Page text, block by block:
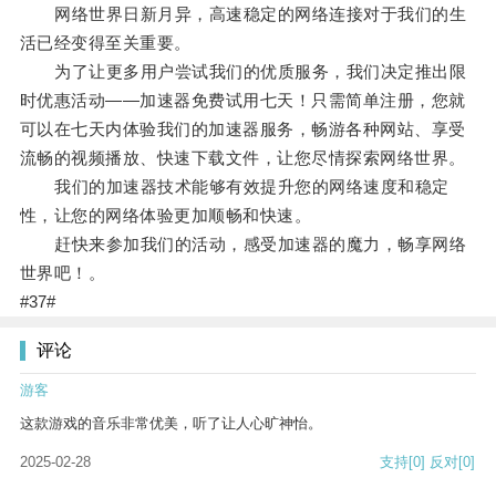
网络世界日新月异，高速稳定的网络连接对于我们的生
活已经变得至关重要。
为了让更多用户尝试我们的优质服务，我们决定推出限
时优惠活动——加速器免费试用七天！只需简单注册，您就
可以在七天内体验我们的加速器服务，畅游各种网站、享受
流畅的视频播放、快速下载文件，让您尽情探索网络世界。
我们的加速器技术能够有效提升您的网络速度和稳定
性，让您的网络体验更加顺畅和快速。
赶快来参加我们的活动，感受加速器的魔力，畅享网络
世界吧！。
#37#
评论
游客
这款游戏的音乐非常优美，听了让人心旷神怡。
2025-02-28 支持[0] 反对[0]